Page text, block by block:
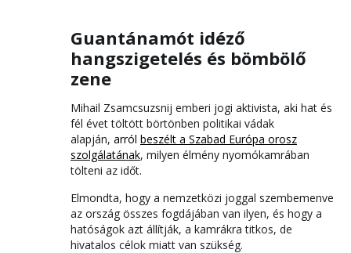
Guantánamót idéző
hangszigetelés és bömbölő
zene
Mihail Zsamcsuzsnij emberi jogi aktivista, aki hat és
fél évet töltött börtönben politikai vádak
alapján, arról beszélt a Szabad Európa orosz
szolgálatának, milyen élmény nyomókamrában
tölteni az időt.
Elmondta, hogy a nemzetközi joggal szembemenve
az ország összes fogdájában van ilyen, és hogy a
hatóságok azt állítják, a kamrákra titkos, de
hivatalos célok miatt van szükség.